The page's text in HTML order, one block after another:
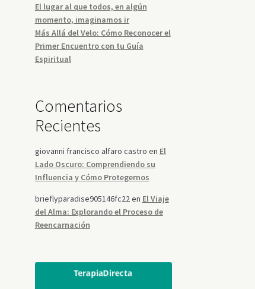
El lugar al que todos, en algún
momento, imaginamos ir
Más Allá del Velo: Cómo Reconocer el
Primer Encuentro con tu Guía
Espiritual
Comentarios
Recientes
giovanni francisco alfaro castro en El
Lado Oscuro: Comprendiendo su
Influencia y Cómo Protegernos
brieflyparadise905146fc22en El Viaje
del Alma: Explorando el Proceso de
Reencarnación